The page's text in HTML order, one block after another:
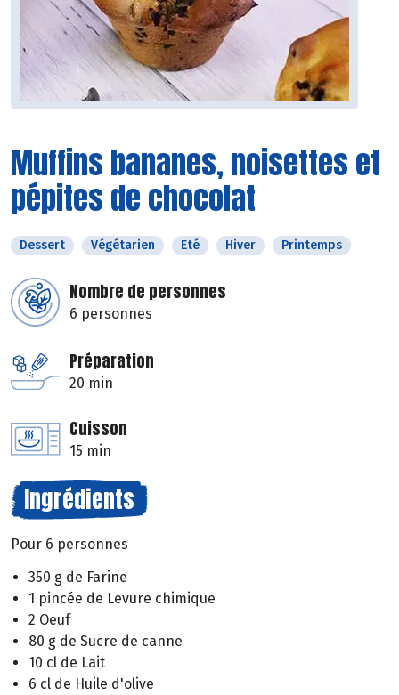
Muffins bananes, noisettes et
pépites de chocolat
Dessert Végétarien Eté Hiver Printemps
Nombre de personnes
6 personnes
Préparation
20 min
Cuisson
15 min
Ingrédients
Pour 6 personnes
350 g de Farine
1 pincée de Levure chimique
2 Oeuf
80 g de Sucre de canne
10 cl de Lait
6 cl de Huile d'olive